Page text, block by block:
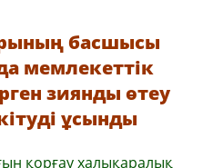
басшысы
мемлекеттік
зиянды өтеу
ұсынды
қорғау халықаралық